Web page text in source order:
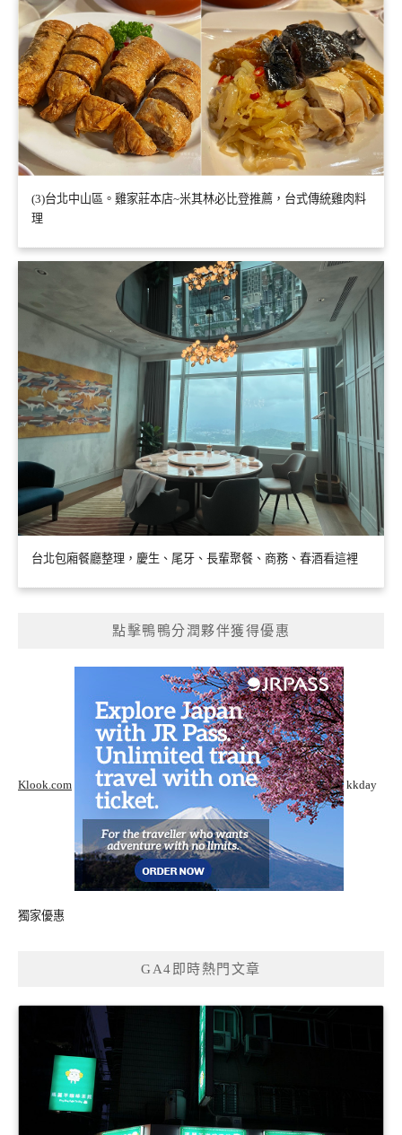
(3)台北中山區。雞家莊本店~米其林必比登推薦，台式傳統雞肉料
理
台北包廂餐廳整理，慶生、尾牙、長輩聚餐、商務、春酒看這裡
點擊鴨鴨分潤夥伴獲得優惠
Klook.com kkday
獨家優惠
GA4即時熱門文章